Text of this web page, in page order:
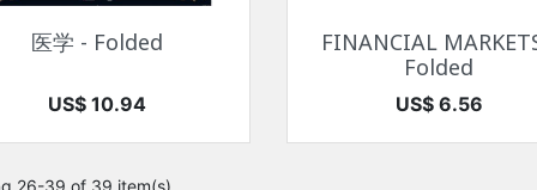
 快速查看
医学 - Folded
价格
US$ 10.94
快速查看
FINANCIAL
Folded
价格
US$ 6.56
26-39 of 39 item(s)